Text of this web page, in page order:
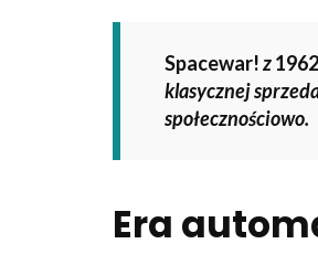
Spacewar!z
klasycznej
społecznościowo.
Era